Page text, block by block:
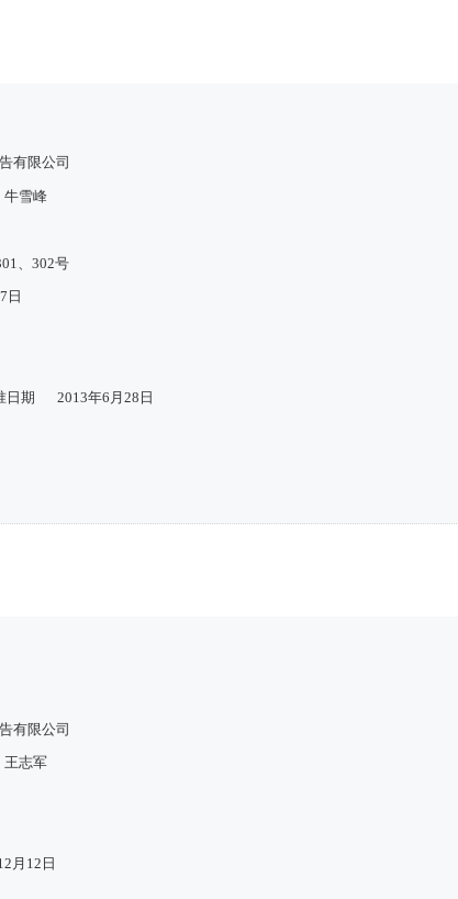
有限公司
牛雪峰
、302号
日
日期 2013年6月28日
有限公司
王志军
月12日